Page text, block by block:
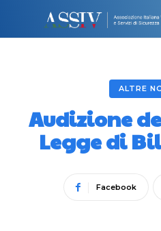
ALTRE
Audizione
Legge di
Facebook